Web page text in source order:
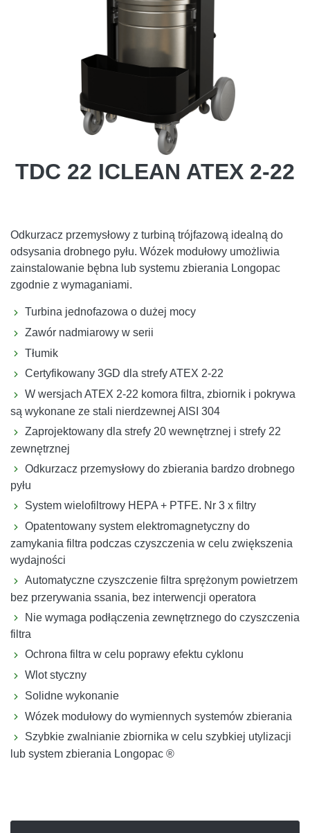
TDC 22 ICLEAN ATEX 2-22
Odkurzacz przemysłowy z turbiną trójfazową idealną do
odsysania drobnego pyłu. Wózek modułowy umożliwia
zainstalowanie bębna lub systemu zbierania Longopac
zgodnie z wymaganiami.
Turbina jednofazowa o dużej mocy
Zawór nadmiarowy w serii
Tłumik
Certyfikowany 3GD dla strefy ATEX 2-22
W wersjach ATEX 2-22 komora filtra, zbiornik i pokrywa
są wykonane ze stali nierdzewnej AISI 304
Zaprojektowany dla strefy 20 wewnętrznej i strefy 22
zewnętrznej
Odkurzacz przemysłowy do zbierania bardzo drobnego
pyłu
System wielofiltrowy HEPA + PTFE. Nr 3 x filtry
Opatentowany system elektromagnetyczny do
zamykania filtra podczas czyszczenia w celu zwiększenia
wydajności
Automatyczne czyszczenie filtra sprężonym powietrzem
bez przerywania ssania, bez interwencji operatora
Nie wymaga podłączenia zewnętrznego do czyszczenia
filtra
Ochrona filtra w celu poprawy efektu cyklonu
Wlot styczny
Solidne wykonanie
Wózek modułowy do wymiennych systemów zbierania
Szybkie zwalnianie zbiornika w celu szybkiej utylizacji
lub system zbierania Longopac ®